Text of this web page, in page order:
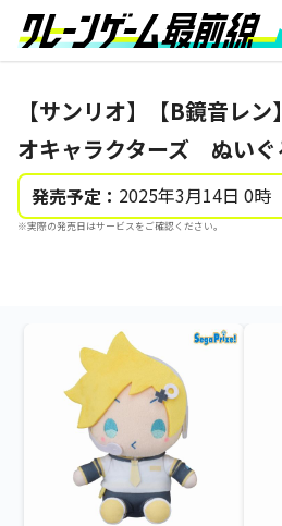
【サンリオ】【B鏡音レ
オキャラクターズ ぬいぐ
発売予定： 2025年3月14日 0時
※実際の発売日はサービスをご確認ください。